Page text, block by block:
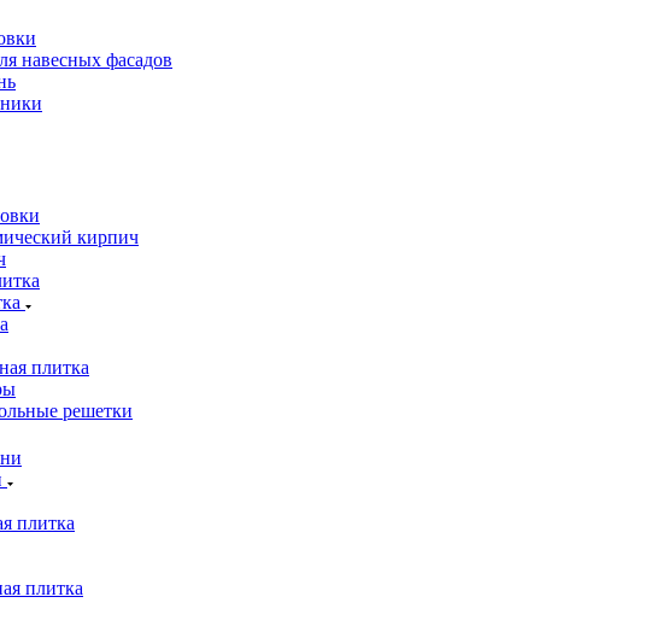
навесных фасадов
кирпич
плитка
решетки
плитка
плитка